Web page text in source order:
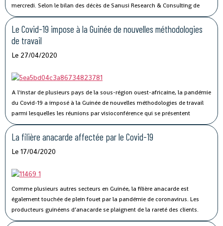
mercredi. Selon le bilan des décès de Sanusi Research & Consulting de
l’Union, qui regroupe la Côte d’Ivoire, la Guinée, le Libéria et la Sierra Leone,
73 personnes ont succombé au Covid-19.
Le Covid-19 impose à la Guinée de nouvelles méthodologies
de travail
Le 27/04/2020
A l'instar de plusieurs pays de la sous-région ouest-africaine, la pandémie
du Covid-19 a imposé à la Guinée de nouvelles méthodologies de travail
parmi lesquelles les réunions par visioconférence qui se présentent
comme un véritable défi technologique pour les autorités guinéennes.
La filière anacarde affectée par le Covid-19
Le 17/04/2020
Comme plusieurs autres secteurs en Guinée, la filière anacarde est
également touchée de plein fouet par la pandémie de coronavirus. Les
producteurs guinéens d’anacarde se plaignent de la rareté des clients.
Lancée le 02 avril dernier, par le ministère du Commerce, la campagne de